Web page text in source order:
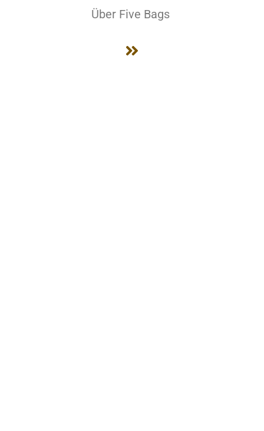
Über Five Bags